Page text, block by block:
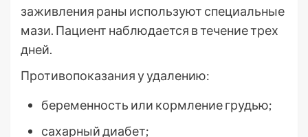
заживления раны используют специальные
мази. Пациент наблюдается в течение трех
дней.
Противопоказания у удалению:
беременность или кормление грудью;
сахарный диабет;